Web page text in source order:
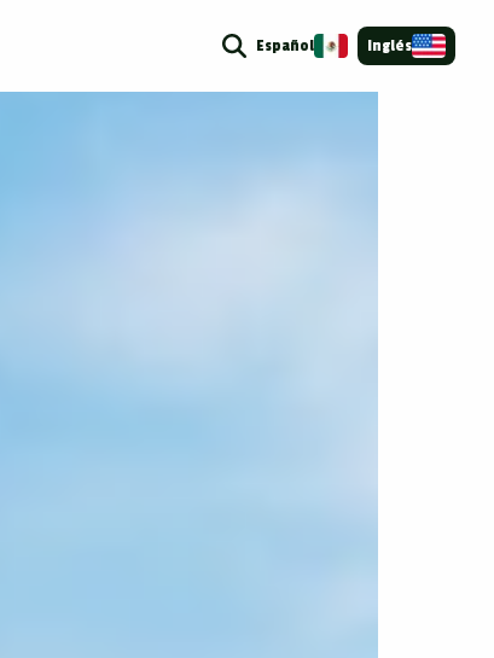
Español Inglés